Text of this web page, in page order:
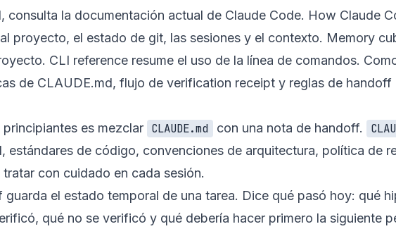
consulta la documentación actual de Claude Code. How Claude
proyecto, el estado de git, las sesiones y el contexto. Memory
CLI reference resume el uso de la línea de comandos.
de CLAUDE.md, flujo de verification receipt y reglas de handoff
es mezclar CLAUDE.md con una nota de handoff.
estándares de código, convenciones de arquitectura, política de
con cuidado en cada sesión.
guarda el estado temporal de una tarea. Dice qué pasó hoy: qué
qué no se verificó y qué debería hacer primero la siguiente